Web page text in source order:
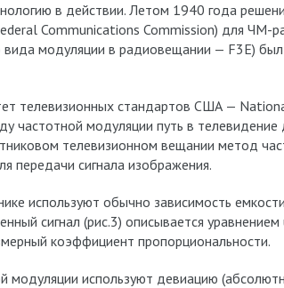
в действии. Летом 1940 года
Communications Commission) для ЧМ-
модуляции в радиовещании — F3E)
телевизионных стандартов США —
частотной модуляции путь в телевидение
телевизионном вещании метод
передачи сигнала изображения.
используют обычно зависимость
сигнал (рис.3) описывается уравнением
коэффициент пропорциональности.
модуляции используют девиацию